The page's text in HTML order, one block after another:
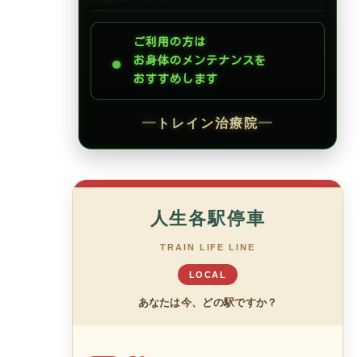
●
ご利用の方は
お身体のメンテナンスを
おすすめします
━ トレイン治療院━
人生各駅停車
TRAIN LIFE LINE
LOCAL
あなたは今、どの駅ですか？